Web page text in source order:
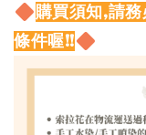
購買須知,請
條件喔!!